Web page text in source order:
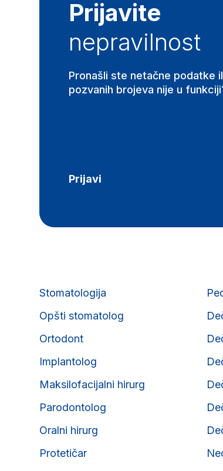
Prijavite
nepravilnost
Pronašli ste netačne podatke
pozvanih brojeva nije u
Prijavi
Stomatologija
Opšti stomatolog
Ortodont
Implantolog
Maksilofacijalni hirurg
Parodontolog
Oralni hirurg
Protetičar